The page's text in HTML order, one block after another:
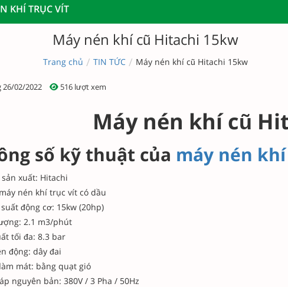
KHÍ TRỤC VÍT
Máy nén khí cũ Hitachi 15kw
Trang chủ / TIN TỨC / Máy nén khí cũ Hitachi 15kw
26/02/2022 516 lượt xem
Máy nén khí cũ
số kỹ thuật của máy nén khí
sản xuất: Hitachi
nén khí trục vít có dầu
suất động cơ: 15kw (20hp)
2.1 m3/phút
tối đa: 8.3 bar
động: dây đai
mát: bằng quạt gió
nguyên bản: 380V / 3 Pha / 50Hz